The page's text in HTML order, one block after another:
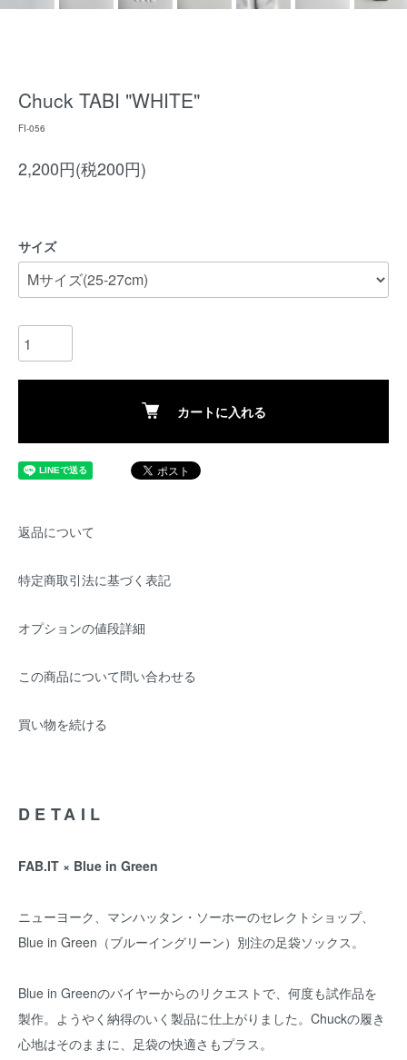
Chuck TABI "WHITE"
FI-056
2,200円(税200円)
サイズ
カートに入れる
返品について
特定商取引法に基づく表記
オプションの値段詳細
この商品について問い合わせる
買い物を続ける
DETAIL
FAB.IT × Blue in Green
ニューヨーク、マンハッタン・ソーホーのセレクトショップ、
Blue in Green（ブルーイングリーン）別注の足袋ソックス。
Blue in Greenのバイヤーからのリクエストで、何度も試作品を
製作。ようやく納得のいく製品に仕上がりました。Chuckの履き
心地はそのままに、足袋の快適さもプラス。